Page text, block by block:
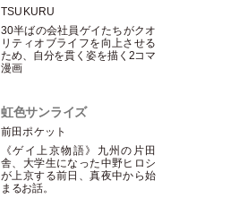
TSUKURU
30半ばの会社員ゲイたちがクオ
リティオブライフを向上させる
ため、自分を貫く姿を描く2コマ
漫画
虹色サンライズ
前田ポケット
《ゲイ上京物語》九州の片田
舎、大学生になった中野ヒロシ
が上京する前日、真夜中から始
まるお話。